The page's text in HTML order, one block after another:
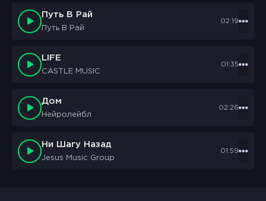
Путь В Рай
Путь В Рай
02:19
LIFE
CASTLE MUSIC
01:35
Дом
Нейролейбл
02:26
Ни Шагу Назад
Jesus Music Group
01:59